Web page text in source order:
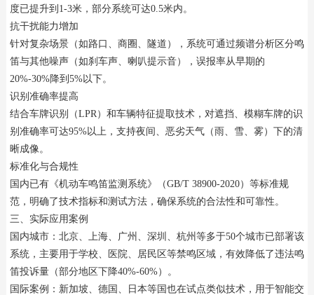
度已提升到1-3米，部分系统可达0.5米内。
抗干扰能力增加
针对复杂场景（如路口、商圈、隧道），系统可通过频谱分析区分鸣
笛与其他噪声（如刹车声、喇叭提示音），误报率从早期的
20%-30%降到5%以下。
识别准确率提高
结合车牌识别（LPR）和车辆特征提取技术，对遮挡、模糊车牌的识
别准确率可达95%以上，支持夜间、恶劣天气（雨、雪、雾）下的清
晰成像。
标准化与合规性
国内已有《机动车鸣笛监测系统》（GB/T 38900-2020）等标准规
范，明确了技术指标和测试方法，确保系统的合法性和可靠性。
三、实际应用案例
国内城市：北京、上海、广州、深圳、杭州等多于50个城市已部署该
系统，主要用于学校、医院、居民区等禁鸣区域，有效降低了违法鸣
笛投诉量（部分地区下降40%-60%）。
国际案例：新加坡、德国、日本等国也在试点类似技术，用于智能交